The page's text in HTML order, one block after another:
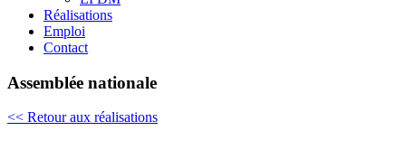
Réalisations
Emploi
Contact
Assemblée nationale
<< Retour aux réalisations